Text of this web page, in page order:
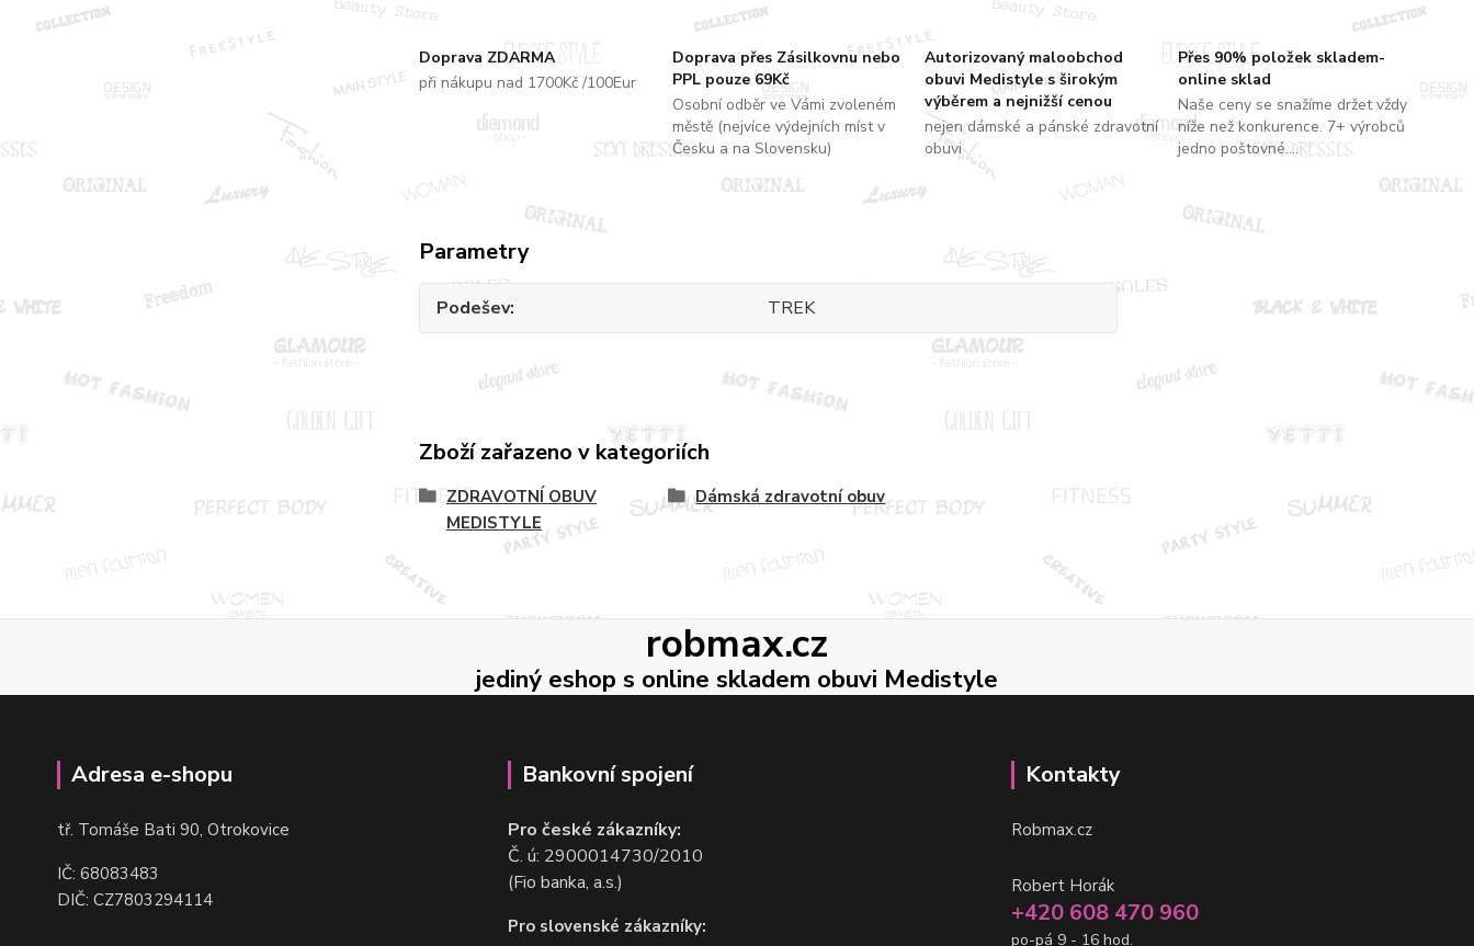
Doprava ZDARMA
při nákupu nad 1700Kč /100Eur
Doprava přes Zásilkovnu nebo
PPL pouze 69Kč
Osobní odběr ve Vámi zvoleném
městě (nejvíce výdejních míst v
Česku a na Slovensku)
Autorizovaný maloobchod
obuvi Medistyle s širokým
výběrem a nejnižší cenou
nejen dámské a pánské zdravotní
obuvi
Přes 90% položek skladem-
online sklad
Naše ceny se snažíme držet vždy
níže než konkurence. 7+ výrobců
jedno poštovné....
Parametry
Podešev TREK
Zboží zařazeno v kategoriích
ZDRAVOTNÍ OBUV
MEDISTYLE
Dámská zdravotní obuv
robmax.cz
jediný eshop s online skladem obuvi Medistyle
Adresa e-shopu
tř. Tomáše Bati 90, Otrokovice
IČ: 68083483
DIČ: CZ7803294114
Bankovní spojení
Pro české zákazníky:
Č. ú: 2900014730/2010
(Fio banka, a.s.)
Pro slovenské zákazníky:
Kontakty
Robmax.cz
Robert Horák
+420 608 470 960
po-pá 9 - 16 hod.